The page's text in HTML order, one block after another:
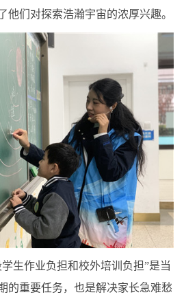
他们对探索浩瀚宇宙的浓厚兴趣。
生作业负担和校外培训负担”是当
的重要任务，也是解决家长急难愁